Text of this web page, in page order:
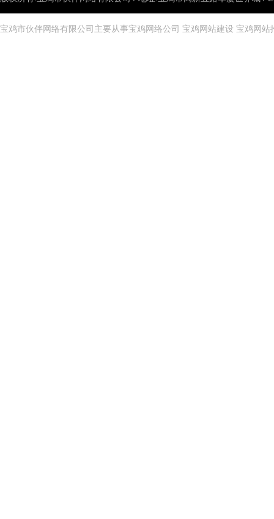
宝鸡市伙伴网络有限公司主要从事宝鸡网络公司 宝鸡网站建设 宝鸡网站